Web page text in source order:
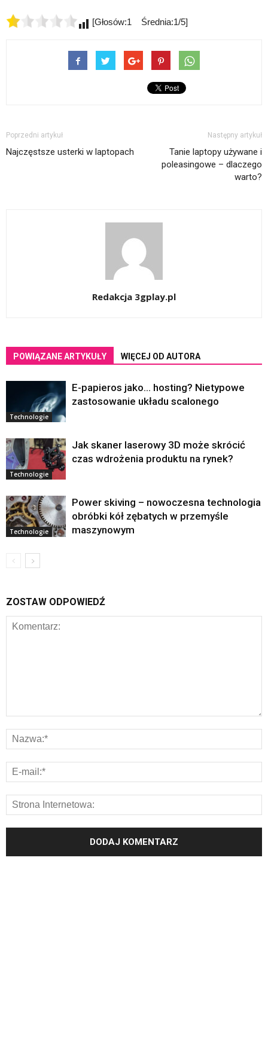
[Głosów:1 Średnia:1/5]
Poprzedni artykuł
Najczęstsze usterki w laptopach
Następny artykuł
Tanie laptopy używane i
poleasingowe – dlaczego
warto?
Redakcja 3gplay.pl
POWIĄZANE ARTYKUŁY WIĘCEJ OD AUTORA
Technologie
E-papieros jako… hosting? Nietypowe
zastosowanie układu scalonego
Technologie
Jak skaner laserowy 3D może skrócić
czas wdrożenia produktu na rynek?
Technologie
Power skiving – nowoczesna technologia
obróbki kół zębatych w przemyśle
maszynowym
ZOSTAW ODPOWIEDŹ